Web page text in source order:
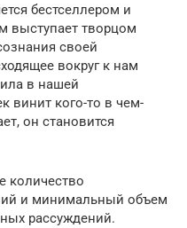
бестселлером и
выступает творцом
своей
вокруг к нам
в нашей
винит кого-то в чем-
он становится
количество
и минимальный объем
рассуждений.